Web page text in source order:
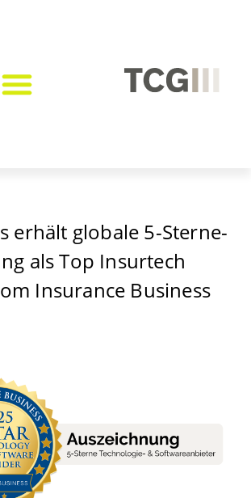
erhält globale 5-Sterne-
als Top Insurtech
Insurance Business